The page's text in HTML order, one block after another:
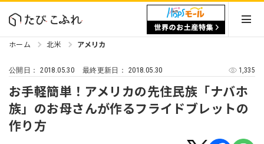
ホーム 北米 アメリカ
公開日：2018.05.30 最終更新日： 2018.05.30 1,335
お手軽簡単！アメリカの先住民族「ナバホ
族」のお母さんが作るフライドブレットの
作り方